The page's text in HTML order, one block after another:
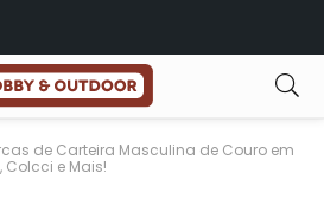
de Carteira Masculina de Couro em
Colcci e Mais!